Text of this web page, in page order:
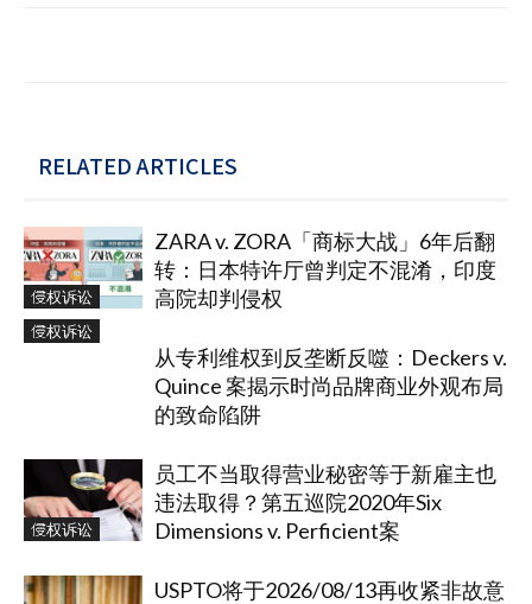
RELATED ARTICLES
侵权诉讼
ZARA v. ZORA「商标大战」6年后翻
转：日本特许厅曾判定不混淆，印度
高院却判侵权
侵权诉讼
从专利维权到反垄断反噬：Deckers v.
Quince 案揭示时尚品牌商业外观布局
的致命陷阱
侵权诉讼
员工不当取得营业秘密等于新雇主也
违法取得？第五巡院2020年Six
Dimensions v. Perficient案
USPTO将于2026/08/13再收紧非故意